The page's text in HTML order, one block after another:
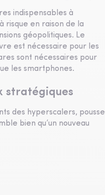
indispensables à
risque en raison de la
géopolitiques. Le
est nécessaire pour les
sont nécessaires pour
les smartphones.
stratégiques
des hyperscalers, pousse
bien qu’un nouveau